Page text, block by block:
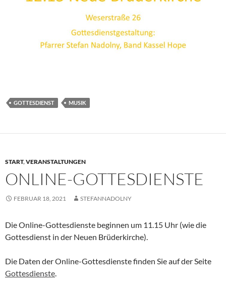
GOTTESDIENST MUSIK
START,VERANSTALTUNGEN
ONLINE-GOTTESDIENSTE
FEBRUAR 18, 2021 STEFANNADOLNY
Die Online-Gottesdienste beginnen um 11.15 Uhr (wie die
Gottesdienst in der Neuen Brüderkirche).
Die Daten der Online-Gottesdienste finden Sie auf der Seite
Gottesdienste.